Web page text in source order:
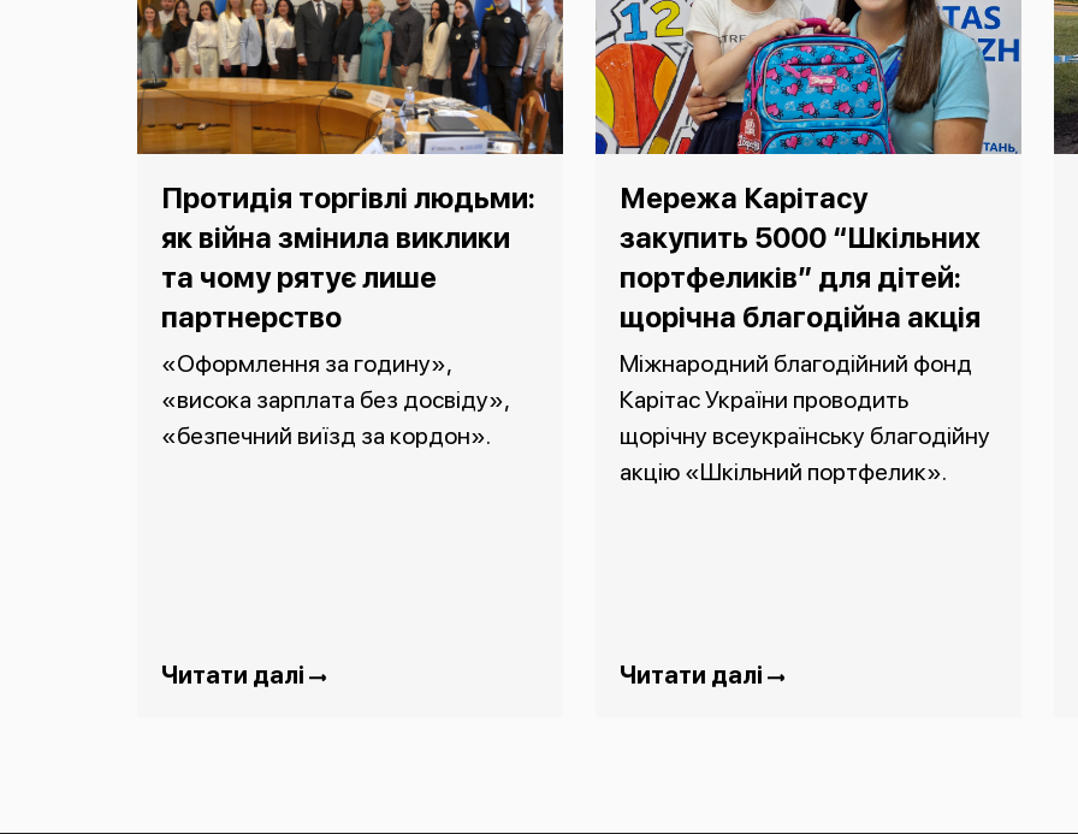
Протидія торгівлі людьми:
як війна змінила виклики
та чому рятує лише
партнерство
«Оформлення за годину»,
«висока зарплата без досвіду»,
«безпечний виїзд за кордон».
Читати далі
Мережа Карітасу
закупить 5000 “Шкільних
портфеликів” для дітей:
щорічна благодійна акція
Міжнародний благодійний фонд
Карітас України проводить
щорічну всеукраїнську благодійну
акцію «Шкільний портфелик».
Читати далі